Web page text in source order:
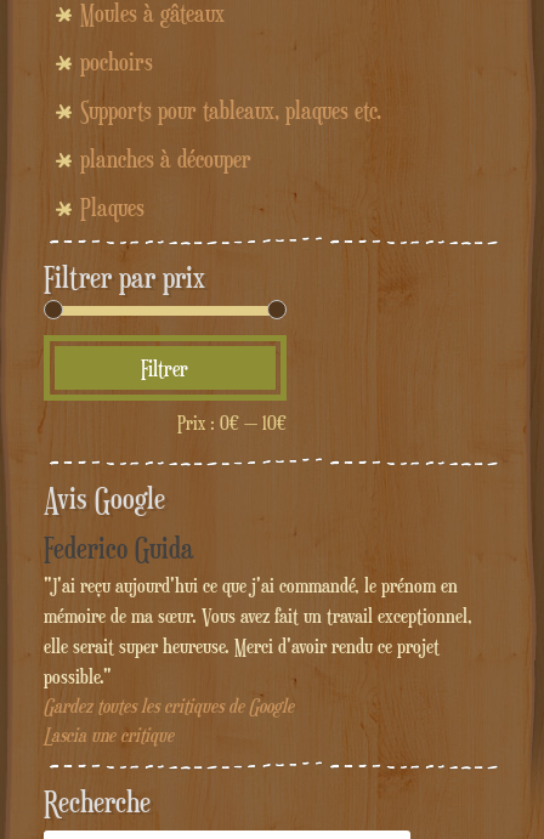
Moules à gâteaux
pochoirs
Supports pour tableaux, plaques etc.
planches à découper
Plaques
Filtrer par prix
min
max
Filtrer
Prix : 0€— 10€
Avis Google
Federico Guida
"J'ai reçu aujourd'hui ce que j'ai commandé, le prénom en
mémoire de ma sœur. Vous avez fait un travail exceptionnel,
elle serait super heureuse. Merci d'avoir rendu ce projet
possible."
Gardez toutes les critiques de Google
Lascia une critique
Recherche